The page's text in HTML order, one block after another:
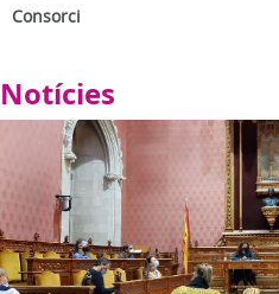
Consorci
Notícies